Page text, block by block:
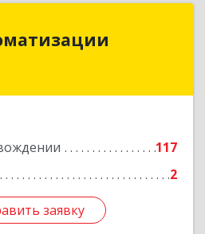
117
2
заявку
обл, Рыбинский р-н,
заявку